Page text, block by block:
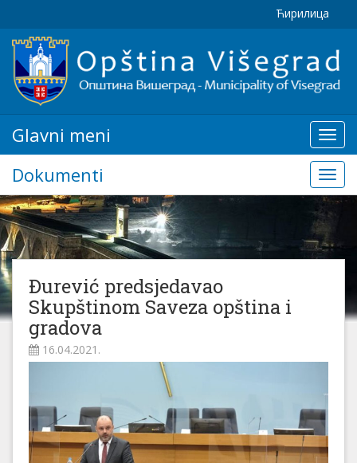
Ћирилица
Glavni
meni
Glavni meni
Dokumenti
Đurević predsjedavao
Skupštinom Saveza opština i
gradova
16.04.2021.